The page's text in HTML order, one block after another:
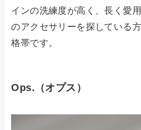
インの洗練度が高く、長く愛
のアクセサリーを探している
格帯です。
Ops.（オプス）